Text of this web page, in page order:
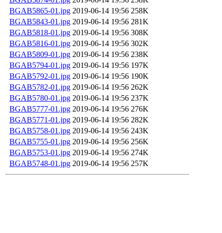
BGAB5865-01.jpg 2019-06-14 19:56 258K
BGAB5843-01.jpg 2019-06-14 19:56 281K
BGAB5818-01.jpg 2019-06-14 19:56 308K
BGAB5816-01.jpg 2019-06-14 19:56 302K
BGAB5809-01.jpg 2019-06-14 19:56 238K
BGAB5794-01.jpg 2019-06-14 19:56 197K
BGAB5792-01.jpg 2019-06-14 19:56 190K
BGAB5782-01.jpg 2019-06-14 19:56 262K
BGAB5780-01.jpg 2019-06-14 19:56 237K
BGAB5777-01.jpg 2019-06-14 19:56 276K
BGAB5771-01.jpg 2019-06-14 19:56 282K
BGAB5758-01.jpg 2019-06-14 19:56 243K
BGAB5755-01.jpg 2019-06-14 19:56 256K
BGAB5753-01.jpg 2019-06-14 19:56 274K
BGAB5748-01.jpg 2019-06-14 19:56 257K